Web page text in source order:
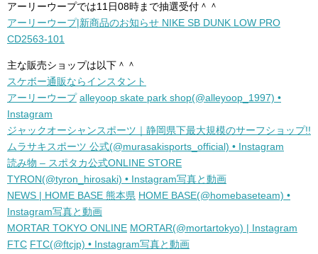
アーリーウープでは11日08時まで抽選受付＾＾
アーリーウープ|新商品のお知らせ NIKE SB DUNK LOW PRO
CD2563-101
主な販売ショップは以下＾＾
スケボー通販ならインスタント
アーリーウープ alleyoop skate park shop(@alleyoop_1997) •
Instagram
ジャックオーシャンスポーツ｜静岡県下最大規模のサーフショップ!!
ムラサキスポーツ 公式(@murasakisports_official) • Instagram
読み物 – スポタカ公式ONLINE STORE
TYRON(@tyron_hirosaki) • Instagram写真と動画
NEWS | HOME BASE 熊本県 HOME BASE(@homebaseteam) •
Instagram写真と動画
MORTAR TOKYO ONLINE MORTAR(@mortartokyo) | Instagram
FTC FTC(@ftcjp) • Instagram写真と動画